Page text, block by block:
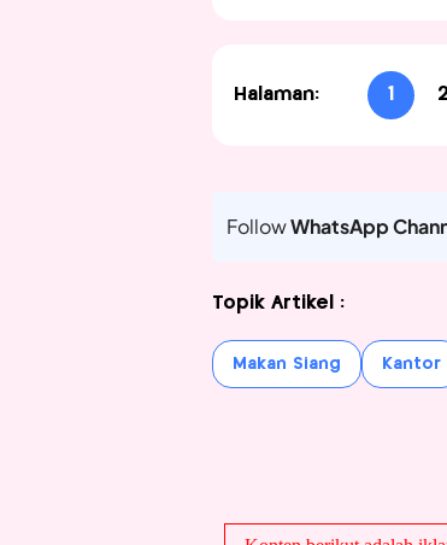
Halaman: 1 2
FollowWhatsApp
Topik Artikel :
Makan Siang Kantor